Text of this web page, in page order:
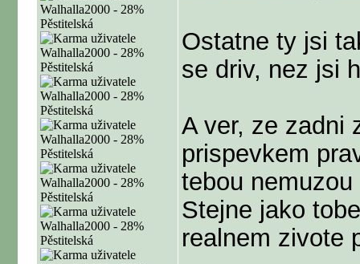
Ostatne ty jsi
se driv, nez jsi
A ver, ze zadni
prispevkem
tebou
Stejne jako
realnem zivote